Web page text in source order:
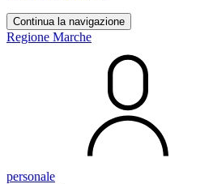
Continua la navigazione
Regione Marche
personale